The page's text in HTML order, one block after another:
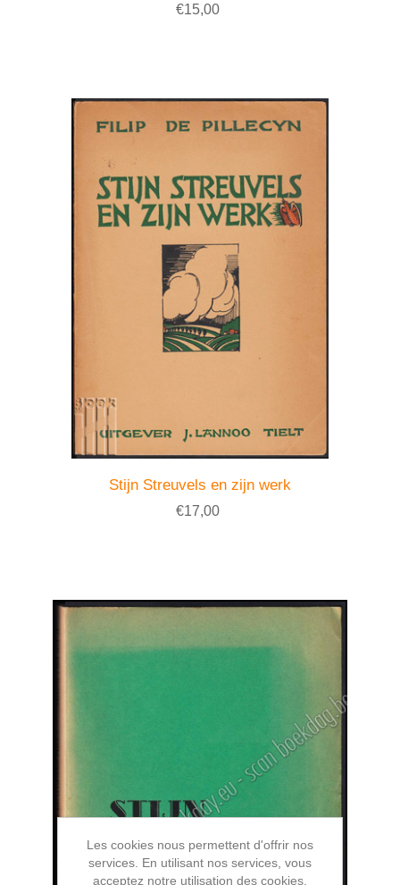
€15,00
Stijn Streuvels en zijn werk
€17,00
Les cookies nous permettent d'offrir nos
services. En utilisant nos services, vous
acceptez notre utilisation des cookies.